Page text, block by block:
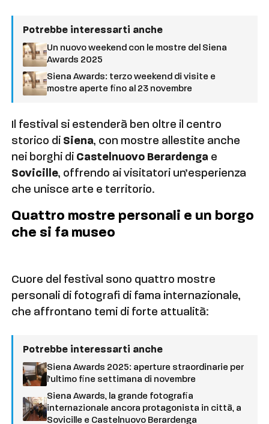
Potrebbe interessarti anche
Un nuovo weekend con le mostre del Siena
Awards 2025
Siena Awards: terzo weekend di visite e
mostre aperte fino al 23 novembre
Il festival si estenderà ben oltre il centro
storico di Siena, con mostre allestite anche
nei borghi di Castelnuovo Berardenga e
Sovicille, offrendo ai visitatori un’esperienza
che unisce arte e territorio.
Quattro mostre personali e un borgo
che si fa museo
Cuore del festival sono quattro mostre
personali di fotografi di fama internazionale,
che affrontano temi di forte attualità:
Potrebbe interessarti anche
Siena Awards 2025: aperture straordinarie per
l’ultimo fine settimana di novembre
Siena Awards, la grande fotografia
internazionale ancora protagonista in città, a
Sovicille e Castelnuovo Berardenga